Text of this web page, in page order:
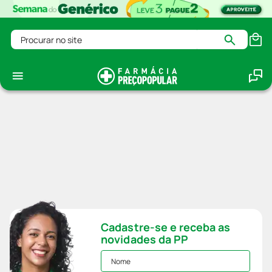
Procurar no site
Cadastre-se e receba as
novidades da PP